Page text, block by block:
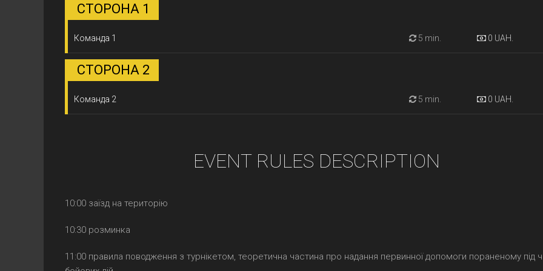
СТОРОНА 1
Команда 1 5 min. 0 UAH.
СТОРОНА 2
Команда 2 5 min. 0 UAH.
EVENT RULES DESCRIPTION
10:00 заїзд на територію
10:30 розминка
11:00 правила поводження з турнікетом, теоретична частина про надання первинної допомоги пораненому під